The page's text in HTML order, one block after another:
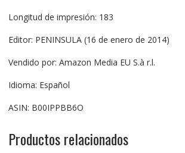
Longitud de impresión: 183
Editor: PENINSULA (16 de enero de 2014)
Vendido por: Amazon Media EU S.à r.l.
Idioma: Español
ASIN: B00IPPBB6O
Productos relacionados